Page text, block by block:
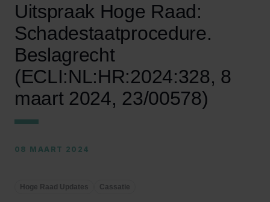
Uitspraak Hoge Raad:
Schadestaatprocedure.
Beslagrecht
(ECLI:NL:HR:2024:328, 8
maart 2024, 23/00578)
08 MAART 2024
Hoge Raad Updates Cassatie